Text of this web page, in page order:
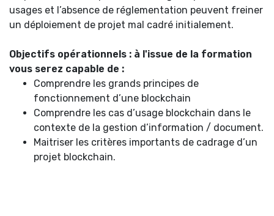
usages et l’absence de réglementation peuvent freiner
un déploiement de projet mal cadré initialement.
Objectifs opérationnels : à l'issue de la formation
vous serez capable de :
Comprendre les grands principes de
fonctionnement d’une blockchain
Comprendre les cas d’usage blockchain dans le
contexte de la gestion d’information / document.
Maitriser les critères importants de cadrage d’un
projet blockchain.